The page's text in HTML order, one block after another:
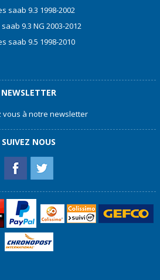
saab 9.3 1998-2002
9.3 NG 2003-2012
saab 9.5 1998-2010
NEWSLETTER
vous à notre newsletter
SUIVEZ NOUS